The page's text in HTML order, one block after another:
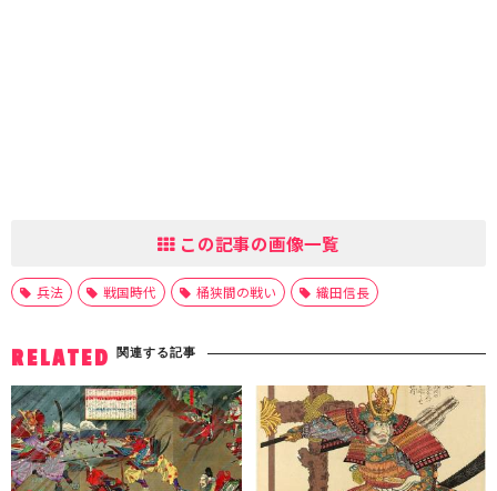
この記事の画像一覧
兵法 戦国時代 桶狭間の戦い 織田信長
RELATED 関連する記事